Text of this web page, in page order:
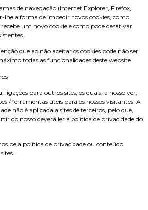
de navegação (Internet Explorer, Firefox,
lhe a forma de impedir novos cookies, como
um novo cookie e como pode desativar
que ao não aceitar os cookies pode não ser
todas as funcionalidades deste website.
ligações para outros sites, os quais, a nosso ver,
/ ferramentas úteis para os nossos visitantes. A
não é aplicada a sites de terceiros, pelo que,
do nosso deverá ler a política de privacidade do
pela política de privacidade ou conteúdo